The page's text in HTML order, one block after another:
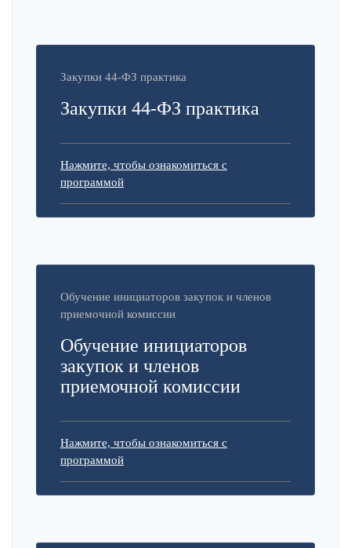
Закупки 44-ФЗ практика
Закупки 44-ФЗ практика
Нажмите, чтобы ознакомиться с
программой
Обучение инициаторов закупок и членов
приемочной комиссии
Обучение инициаторов
закупок и членов
приемочной комиссии
Нажмите, чтобы ознакомиться с
программой